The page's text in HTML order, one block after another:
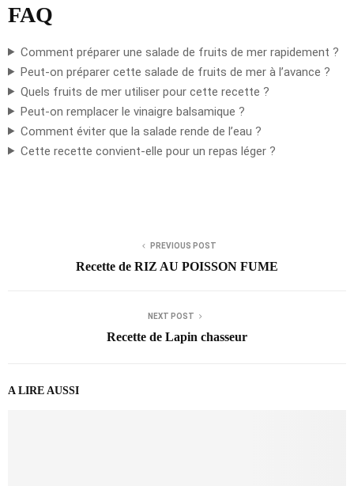
FAQ
Comment préparer une salade de fruits de mer rapidement ?
Peut-on préparer cette salade de fruits de mer à l’avance ?
Quels fruits de mer utiliser pour cette recette ?
Peut-on remplacer le vinaigre balsamique ?
Comment éviter que la salade rende de l’eau ?
Cette recette convient-elle pour un repas léger ?
PREVIOUS POST
Recette de RIZ AU POISSON FUME
NEXT POST
Recette de Lapin chasseur
A LIRE AUSSI